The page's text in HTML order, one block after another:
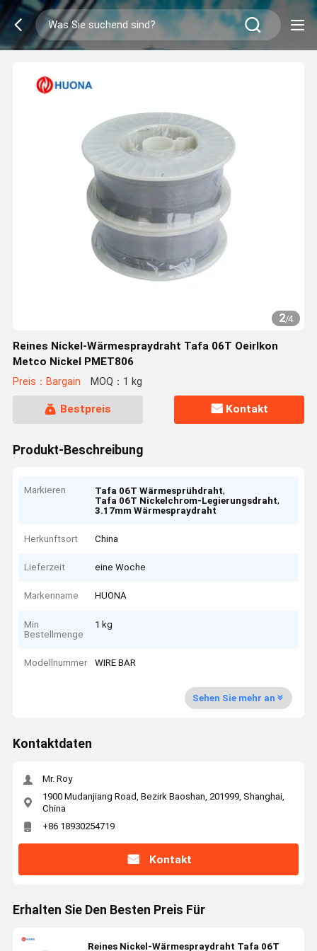
2/4
Reines Nickel-Wärmespraydraht Tafa 06T Oeirlkon
Metco Nickel PMET806
Preis：Bargain MOQ：1 kg
Bestpreis Kontakt
Produkt-Beschreibung
Markieren Tafa 06T Wärmesprühdraht,
Tafa 06T Nickelchrom-Legierungsdraht,
3.17mm Wärmespraydraht
Herkunftsort China
Lieferzeit eine Woche
Markenname HUONA
Min
Bestellmenge
1 kg
Modellnummer WIRE BAR
Sehen Sie mehr an
Kontaktdaten
Mr. Roy
1900 Mudanjiang Road, Bezirk Baoshan, 201999, Shanghai,
China
+86 18930254719
Kontakt
Erhalten Sie Den Besten Preis Für
Reines Nickel-Wärmespraydraht Tafa 06T